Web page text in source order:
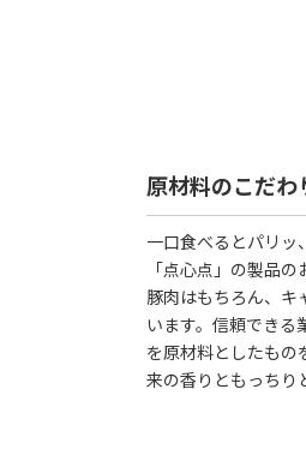
原材料のこだわ
一口食べるとパリッ
「点心点」の製品
豚肉はもちろん、キ
います。信頼できる
を原材料としたもの
来の香りともっちり